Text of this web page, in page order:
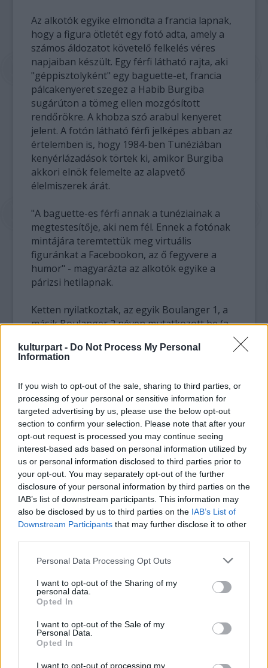
kulturpart - Do Not Process My Personal
Information
If you wish to opt-out of the sale, sharing to third parties, or
processing of your personal or sensitive information for
targeted advertising by us, please use the below opt-out
section to confirm your selection. Please note that after your
opt-out request is processed you may continue seeing
interest-based ads based on personal information utilized by
us or personal information disclosed to third parties prior to
your opt-out. You may separately opt-out of the further
disclosure of your personal information by third parties on the
IAB’s list of downstream participants. This information may
also be disclosed by us to third parties on the IAB’s List of
Downstream Participants that may further disclose it to other
Please note that this website/app uses one or more Google
not limited to your visit or usage behaviour. You may click to
grant or deny consent to Google and its third-party tags to
use your data for below specified purposes in below Google
consent section.
Personal Data Processing Opt Outs
I want to opt-out of the Sharing of my
personal data.
Opted In
I want to opt-out of the Sale of my
Personal Data.
Opted In
I want to opt-out of processing my
Az alkotók egyike elmondta a francia lapnak,
hogy a figura ötletét egy fotó adta, amely a
számos áldozatot követelő felkelés véres
napjaiban készült. Egy férfi látható rajta, aki
"géppisztolyként" egy baguette-et, francia
pálcakenyeret szegez a Habib Burgiba
sugárúton a tömeg ellen mozgósított
rendőrökre. A khobza szó arabul kenyeret
jelent. A fotón látható férfi jelképes abban az
értelemben is, hogy 1984-ben Tunéziában
kenyérlázadások törtek ki, amikor Burgiba
akkori elnök felemelte az alapvető
élelmiszerek árát.
"A baguette-es férfi annak a tunéziainak a
megtestesítője, aki nem fél. Ennek a fotónak
mintájára teremtettük meg virtuális
figuránkat a Facebookon, az ő fegyvere a
humor" - magyarázta az alkotók egyike a
párizsi hetilapnak.
Ketten nyilatkoztak, az egyik Boulanger 1, a
másik Boulanger 2 néven mutatkozott be (a
tükrözve azt is, hogy az arab tavasz első
lázadói elégedetlenek a változások ütemével.
A Le Point felidézi a legutóbbi epizódot,
amelyben Khobza kapitányt egy
tévéműsorba hívják meg, ahol mind ő, mind a
riporter, de még a mikrofonok is kivétel
nélkül a csatorna tulajdonosának dicséretét
zengik. A tunéziai nézők persze tudják, hogy
a Hannibal TV-ről van szó: ezt a
magáncsatornát még Ben Ali bukása előtt
indította Larbi Naszra magánvállalkozó. Az
interneten sokan gúnyolják az adót,
amelynek újságírói egymással versengenek a
Boulanger 1 óvatosan beszél Khobza
valamit, spontán módon reagálunk a
dolgokra, de a média átalakulásához évekre